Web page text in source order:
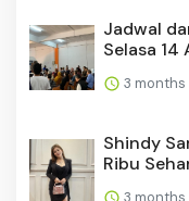
Jadwal
Selasa
3 months
Shindy
Ribu
3 months